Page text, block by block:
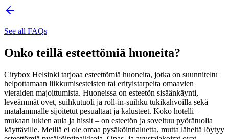
See all FAQs
Onko teillä esteettömiä huoneita?
Citybox Helsinki tarjoaa esteettömiä huoneita, jotka on suunniteltu
helpottamaan liikkumisesteisten tai erityistarpeita omaavien
vieraiden majoittumista. Huoneissa on esteetön sisäänkäynti,
leveämmät ovet, suihkutuoli ja roll-in-suihku tukikahvoilla sekä
matalammalle sijoitetut pesualtaat ja kalusteet. Koko hotelli –
mukaan lukien aula ja hissit – on esteetön ja soveltuu pyörätuolia
käyttäville. Meillä ei ole omaa pysäköintialuetta, mutta läheltä löytyy